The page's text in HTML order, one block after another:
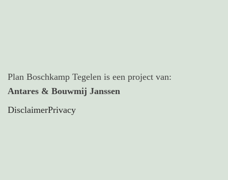
Plan Boschkamp Tegelen is een project van:
Antares & Bouwmij Janssen
DisclaimerPrivacy